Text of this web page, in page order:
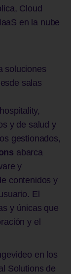
Cloud
en la nube
soluciones
salas
y de salud y
gestionados,
abarca
y
contenidos y
El
y únicas que
y el
en los
Solutions de